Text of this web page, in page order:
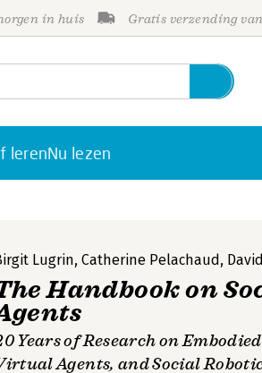
in huis Gratis verzending
lerenNu lezen
Lugrin,Catherine Pelachaud,
Handbook on
Years of Research on
Agents, and Social